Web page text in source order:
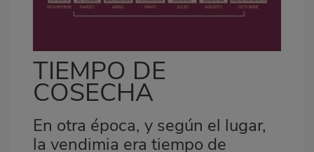
TIEMPO DE
COSECHA
En otra época, y según el lugar,
la vendimia era tiempo de